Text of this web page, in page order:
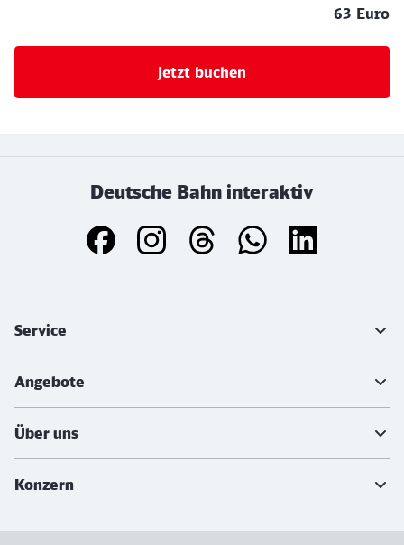
63 Euro
Jetzt buchen
Deutsche Bahn interaktiv
Service
Angebote
Über uns
Konzern